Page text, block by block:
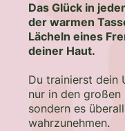
Das Glück in
der warmen
Lächeln eines
deiner Haut.
Du trainierst dein
nur in den großen
sondern es
wahrzunehmen.